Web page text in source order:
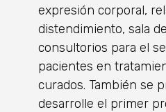
expresión corporal,
distendimiento, sala
consultorios para el
pacientes en
curados. También se
desarrolle el primer